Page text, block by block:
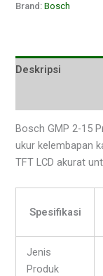
Brand:Bosch
Deskripsi
Bosch GMP 2-15
ukur kelembapan
TFT LCD akurat
Spesifikasi
Jenis
Produk